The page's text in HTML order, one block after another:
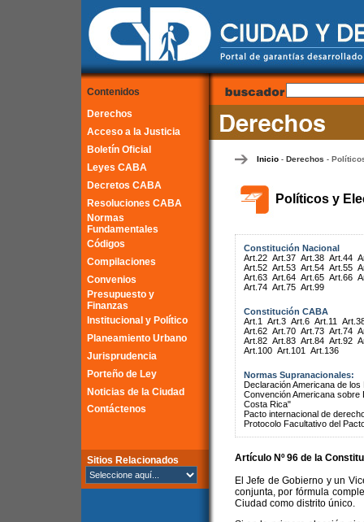
Contenidos
Derechos
Acceso a la Justicia
Boletín Oficial
Leyes CABA
Decretos CABA
Resoluciones CABA
Normas
Fundamentales
Códigos
Compilaciones
Convenios
Presupuesto y
Finanzas
Institucional y Político
Planeamiento Urbano
Jurisprudencia
Porteño de Ley
Noticias de la Ciudad
Contáctenos
Sitios Relacionados
Inicio- Derechos -
Políticos y
Constitución Nacional
Art.22 Art.37 Art.38 Art.44
Art.52 Art.53 Art.54 Art.55
Art.63 Art.64 Art.65 Art.66
Art.74 Art.75 Art.99
Constitución CABA
Art.1
Art.3 Art.6 Art.11
Art.62 Art.70 Art.73 Art.74
Art.82 Art.83 Art.84 Art.92
Art.100 Art.101 Art.136
Normas Supranacionales:
Declaración Americana de
Convención Americana
Costa Rica"
Pacto internacional de
Protocolo Facultativo del
Artículo Nº 96 de la
El Jefe de Gobierno y un
conjunta, por fórmula
Ciudad como distrito único.